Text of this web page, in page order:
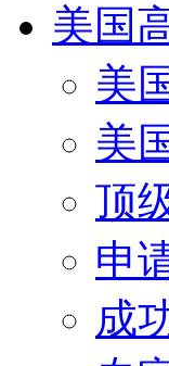
美国
美
美
顶
申
成